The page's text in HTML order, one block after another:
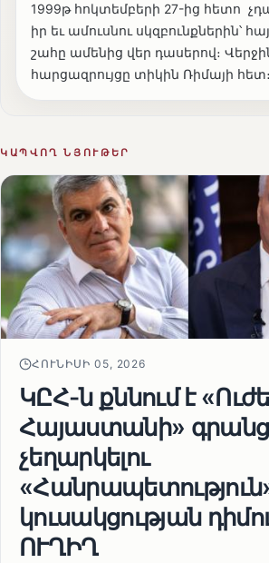
1999թ հոկտեմբերի 27-ից հետո
իր եւ ամուսնու սկզբունքներին՝
շահը ամենից վեր դասերով։
հարցազրույցը տիկին Ռիմայի հետ։
ԿԱՊՎՈՂ ՆՅՈՒԹԵՐ
ՀՈՒՆԻՍԻ 05, 2026
ԿԸՀ-ն քննում է
Հայաստանի»
չեղարկելու
կուսակցության
ՈՒՂԻՂ